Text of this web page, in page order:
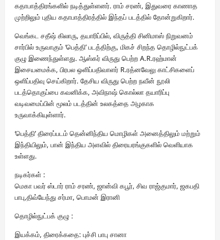
கதாபாத்திரங்களில் நடித்துள்ளனர். ராம் சரண், இதுவரை காணாத
முற்றிலும் புதிய கதாபாத்திரத்தில் இந்தப் படத்தில் தோன்றுகிறார்.
வெங்கட சதீஷ் கிலாரு, தயாரிப்பில், விருத்தி சினிமாஸ் நிறுவனம்
சார்பில் உருவாகும் ‘பெத்தி’ படத்திற்கு, மிகச் சிறந்த தொழில்நுட்பக்
குழு இணைந்துள்ளது. ஆஸ்கர் விருது பெற்ற A.R.ரஹ்மான்
இசையமைக்க, பிரபல ஒளிப்பதிவாளர் R.ரத்னவேலு காட்சிகளைப்
ஒளிப்பதிவு செய்கிறார். தேசிய விருது பெற்ற நவீன் நூலி
படத்தொகுப்பை கவனிக்க, அவிநாஷ் கொல்லா தயாரிப்பு
வடிவமைப்பின் மூலம் படத்தின் உலகத்தை அழகாக
உருவாக்கியுள்ளார்.
‘பெத்தி’ திரைப்படம் தென்னிந்திய மொழிகள் அனைத்திலும் மற்றும்
இந்தியிலும், பான் இந்திய அளவில் திரையரங்குகளில் வெளியாக
உள்ளது.
நடிகர்கள் :
மெகா பவர் ஸ்டார் ராம் சரண், ஜான்வி கபூர், சிவ ராஜ்குமார், ஜகபதி
பாபு,திவ்யேந்து சர்மா, பொமன் இரானி
தொழில்நுட்பக் குழு :
இயக்கம், திரைக்கதை: புச்சி பாபு சானா